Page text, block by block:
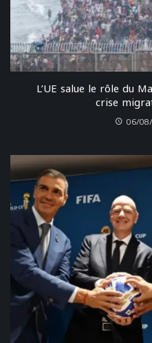
L’UE salue le rôle du
crise
06/